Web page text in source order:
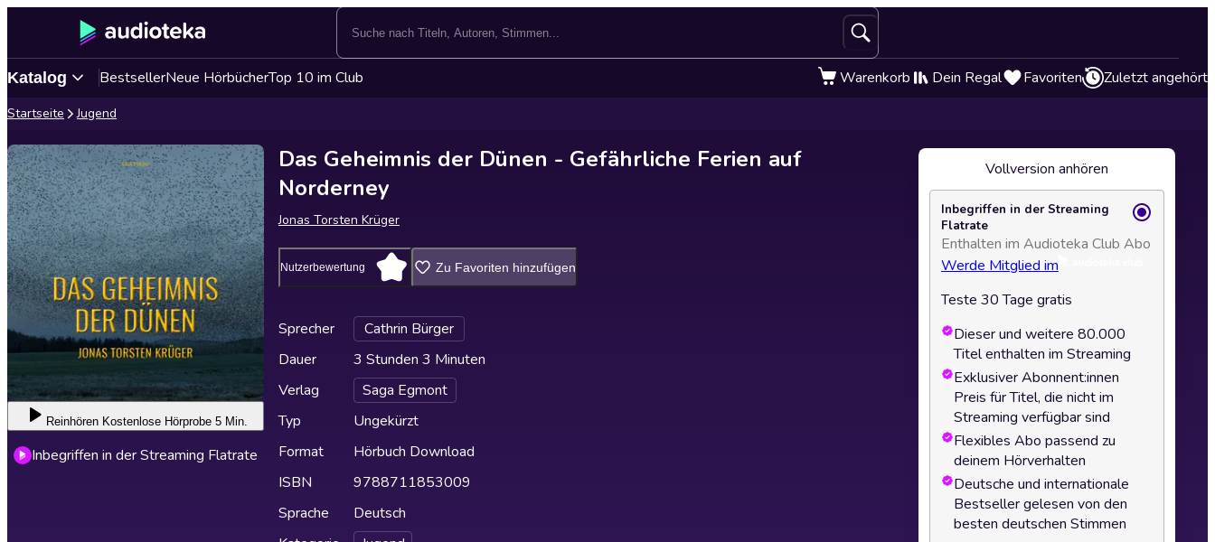
Katalog BestsellerNeue HörbücherTop 10 im Club Warenkorb Dein Regal Favoriten Zuletzt angehört
Startseite Jugend
Reinhören Kostenlose Hörprobe 5 Min.
Inbegriffen in der Streaming Flatrate
Das Geheimnis der Dünen - Gefährliche Ferien auf
Norderney
Jonas Torsten Krüger
Nutzerbewertung Zu Favoriten hinzufügen
Sprecher
Cathrin Bürger
Dauer
3 Stunden 3 Minuten
Verlag
Saga Egmont
Typ
Ungekürzt
Format
Hörbuch Download
ISBN
9788711853009
Sprache
Deutsch
Vollversion anhören
Inbegriffen in der Streaming
Flatrate
Enthalten im Audioteka Club Abo
Werde Mitglied im
Teste 30 Tage gratis
Dieser und weitere 80.000
Titel enthalten im Streaming
Exklusiver Abonnent:innen
Preis für Titel, die nicht im
Streaming verfügbar sind
Flexibles Abo passend zu
deinem Hörverhalten
Deutsche und internationale
Bestseller gelesen von den
besten deutschen Stimmen